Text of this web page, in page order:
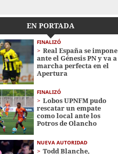
EN PORTADA
FINALIZÓ
Real España se impone
ante el Génesis PN y va a
marcha perfecta en el
Apertura
FINALIZÓ
Lobos UPNFM pudo
rescatar un empate
como local ante los
Potros de Olancho
NUEVA AUTORIDAD
Todd Blanche,